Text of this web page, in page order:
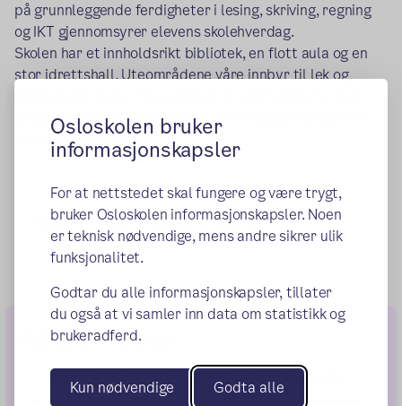
Osloskolen bruker
informasjonskapsler
For at nettstedet skal fungere og være trygt,
bruker Osloskolen informasjonskapsler. Noen
er teknisk nødvendige, mens andre sikrer ulik
funksjonalitet.
Godtar du alle informasjonskapsler, tillater
du også at vi samler inn data om statistikk og
brukeradferd.
Kun nødvendige Godta alle
på grunnleggende ferdigheter i lesing, skriving, regning
og IKT gjennomsyrer elevens skolehverdag.
Skolen har et innholdsrikt bibliotek, en flott aula og en
stor idrettshall. Uteområdene våre innbyr til lek og
årlige Høyenhallstafetten som er en viktig tradisjon for
skolen og nærmiljøet.
Publisert:07.04.2015Endret:20.04.2020
Fakta om skolen
Høyenhall skole ble bygget i 1966, som barneskole.